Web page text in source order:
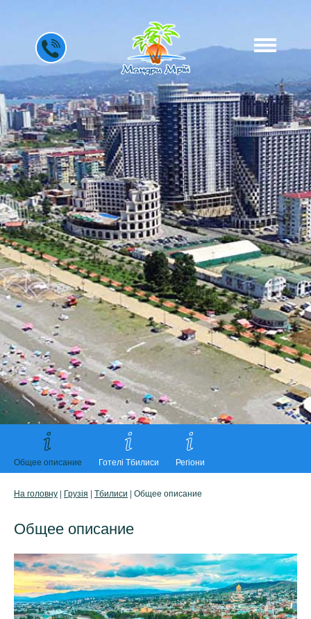
Общее описание Готелі Тбилиси Регіони
На головну | Грузія | Тбилиси | Общее описание
Общее описание